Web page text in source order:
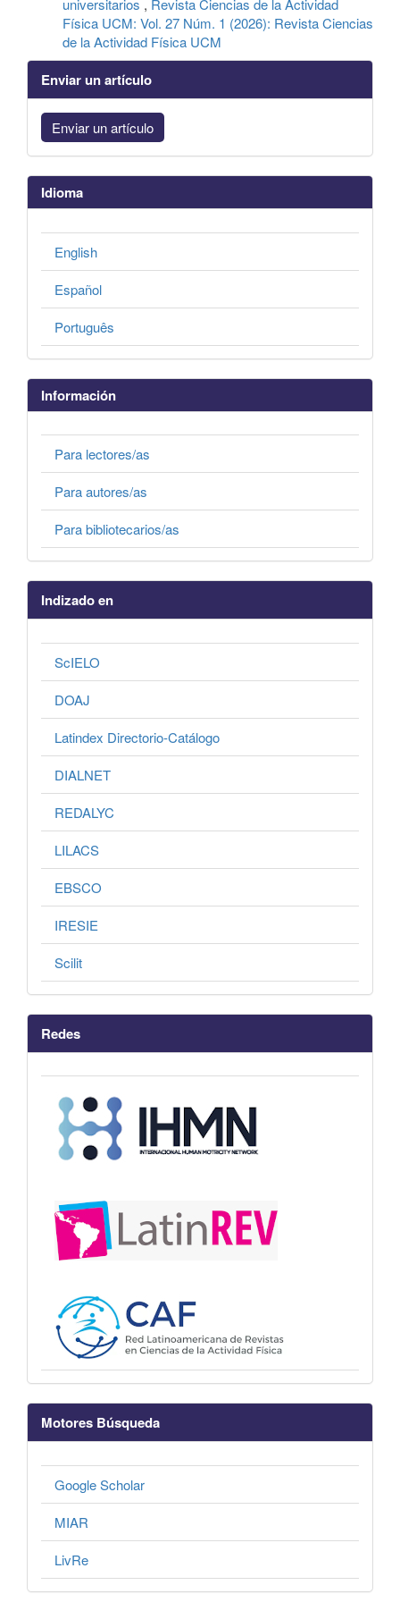
universitarios , Revista Ciencias de la Actividad
Física UCM: Vol. 27 Núm. 1 (2026): Revista Ciencias
de la Actividad Física UCM
Enviar un artículo
Enviar un artículo
Idioma
English
Español
Português
Información
Para lectores/as
Para autores/as
Para bibliotecarios/as
Indizado en
ScIELO
DOAJ
Latindex Directorio-Catálogo
DIALNET
REDALYC
LILACS
EBSCO
IRESIE
Scilit
Redes
Motores Búsqueda
Google Scholar
MIAR
LivRe